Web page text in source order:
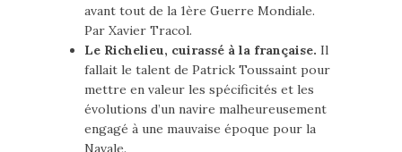
avant tout de la 1ère Guerre Mondiale.
Par Xavier Tracol.
Le Richelieu, cuirassé à la française. Il
fallait le talent de Patrick Toussaint pour
mettre en valeur les spécificités et les
évolutions d’un navire malheureusement
engagé à une mauvaise époque pour la
Navale.